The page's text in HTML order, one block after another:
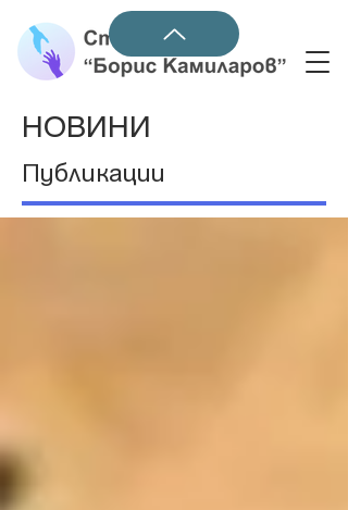
НОВИНИ
Публикации